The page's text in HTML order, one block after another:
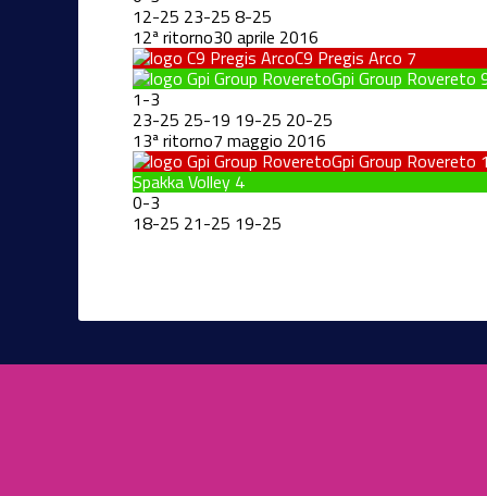
12-25 23-25 8-25
12ª ritorno30 aprile 2016
C9 Pregis Arco 7
Gpi Group Rovereto
1-3
23-25 25-19 19-25 20-25
13ª ritorno7 maggio 2016
Gpi Group Rovereto
Spakka Volley 4
0-3
18-25 21-25 19-25